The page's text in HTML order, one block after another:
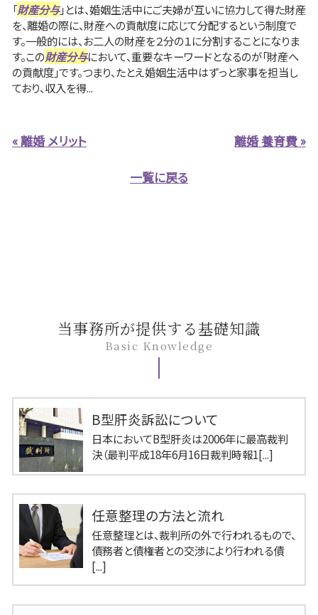
「財産分与」とは、婚姻生活中にご夫婦が互いに協力して得た財産
を、離婚の際に、財産への貢献度に応じて分配するという制度で
す。一般的には、お二人の財産を２分の１に分割することになりま
す。この財産分与において、重要なキーワードとなるのが「財産へ
の貢献度」です。つまり、たとえ婚姻生活中はずっと家事を担当し
ており、収入を得...
« 離婚 メリット 離婚 養育費 »
一覧に戻る
当事務所が提供する基礎知識
Basic Knowledge
B型肝炎訴訟について
日本においてB型肝炎は2006年に最高裁判
決（最判平成18年6月16日裁判時報1[...]
任意整理の方法と流れ
任意整理とは、裁判所の外で行われるもので、
債務者と債権者との交渉により行われる債
[...]